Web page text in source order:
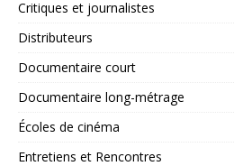
Critiques et journalistes
Distributeurs
Documentaire court
Documentaire long-métrage
Écoles de cinéma
Entretiens et Rencontres